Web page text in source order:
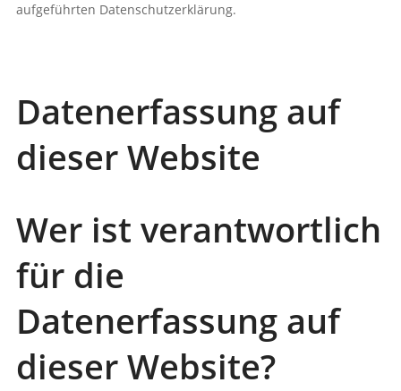
aufgeführten Datenschutzerklärung.
Datenerfassung auf
dieser Website
Wer ist verantwortlich
für die
Datenerfassung auf
dieser Website?